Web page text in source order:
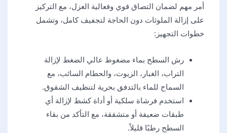
أمر مهم لضمان التصاق قوي وفعالية العزل، مع التركيز
على إزالة الملوثات دون الحاجة لتجفيف كامل، وتشمل
خطوات التجهيز:
رش السطح بماء مضغوط عالي الضغط لإزالة
التراب، الغبار، الزيوت، والحطام السائب، مع
السماح للماء بالتدفق بحرية لتنظيف الشقوق.
استخدم فرشاة سلكية أو أداة كشط لإزالة أي
طبقات ضعيفة أو متشققة، مع التأكد من بقاء
السطح رطبًا قليلاً.